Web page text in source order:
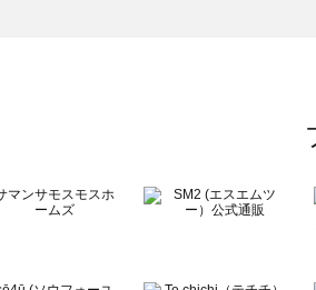
モス ラーゴム）の雑貨一覧
の雑貨一覧
覧